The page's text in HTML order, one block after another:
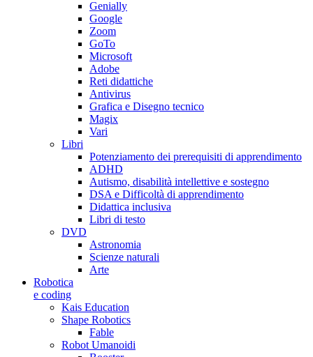
Genially
Google
Zoom
GoTo
Microsoft
Adobe
Reti didattiche
Antivirus
Grafica e Disegno tecnico
Magix
Vari
Libri
Potenziamento dei prerequisiti di apprendimento
ADHD
Autismo, disabilità intellettive e sostegno
DSA e Difficoltà di apprendimento
Didattica inclusiva
Libri di testo
DVD
Astronomia
Scienze naturali
Arte
Robotica
e coding
Kais Education
Shape Robotics
Fable
Robot Umanoidi